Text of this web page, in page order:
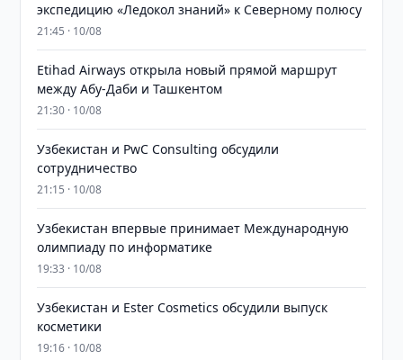
экспедицию «Ледокол знаний» к Северному полюсу
21:45 · 10/08
Etihad Airways открыла новый прямой маршрут
между Абу-Даби и Ташкентом
21:30 · 10/08
Узбекистан и PwC Consulting обсудили
сотрудничество
21:15 · 10/08
Узбекистан впервые принимает Международную
олимпиаду по информатике
19:33 · 10/08
Узбекистан и Ester Cosmetics обсудили выпуск
косметики
19:16 · 10/08